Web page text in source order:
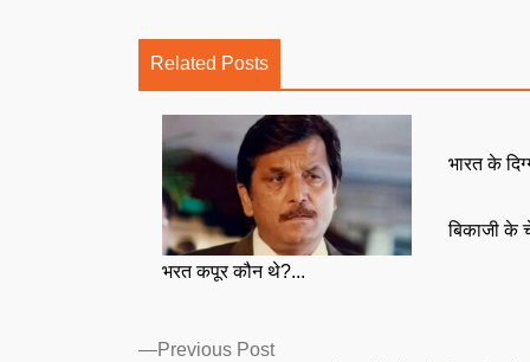
Related Posts
भरत कपूर कौन थे?...
भारत के
बिकाजी के
Posts
Previous PostPrevious